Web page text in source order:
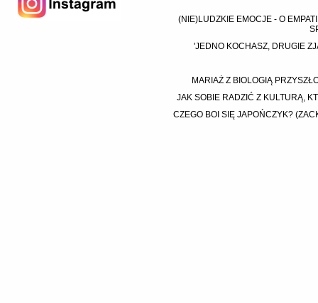
(NIE)LUDZKIE EMOCJE - O
'JEDNO KOCHASZ, DRUGIE
MARIAŻ Z BIOLOGIĄ
JAK SOBIE RADZIĆ Z KULTURĄ,
CZEGO BOI SIĘ JAPOŃCZYK?